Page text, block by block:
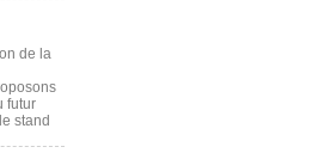
de la
futur
stand